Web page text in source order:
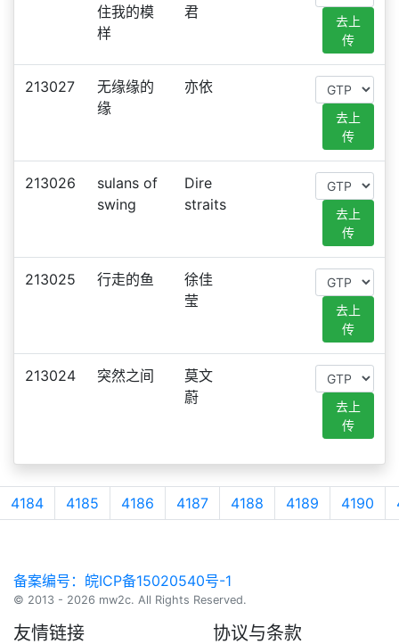
住我的模
样
君
去上
传
213027
无缘缘的
缘
亦依
去上
传
213026
sulans of
swing
Dire
straits
去上
传
213025 行走的鱼
徐佳
莹
去上
传
213024 突然之间
莫文
蔚
去上
传
4184 4185 4186 4187 4188 4189 4190
备案编号：皖ICP备15020540号-1
© 2013 - 2026 mw2c. All Rights Reserved.
友情链接 协议与条款